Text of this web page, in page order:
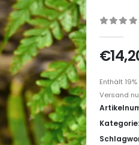
€
Enthält 19%
Versand
Kategorie: